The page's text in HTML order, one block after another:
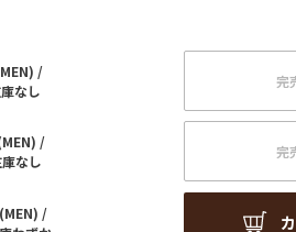
/
なし
完
/
なし
完
/